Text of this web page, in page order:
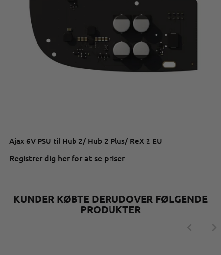
Ajax 6V PSU til Hub 2/ Hub 2 Plus/ ReX 2 EU
Registrer dig her for at se priser
KUNDER KØBTE DERUDOVER FØLGENDE
PRODUKTER